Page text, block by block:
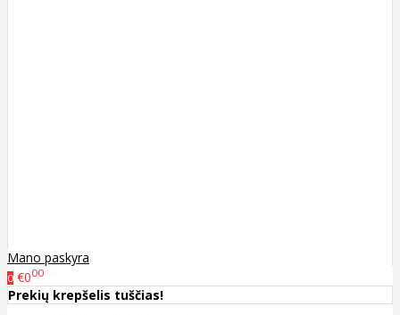
Mano paskyra
0 €000
Prekių krepšelis tuščias!